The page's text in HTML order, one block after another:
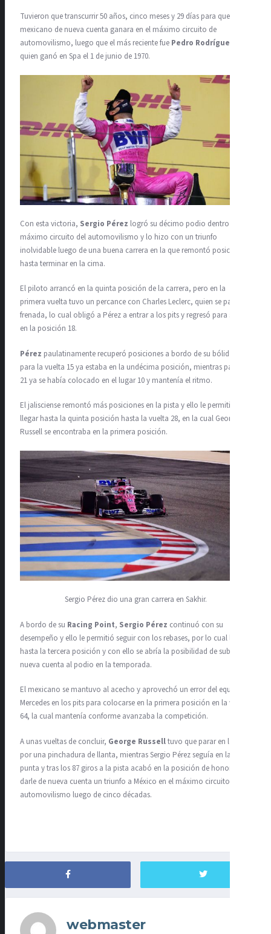
Tuvieron que transcurrir 50 años, cinco meses y 29 días para que un
mexicano de nueva cuenta ganara en el máximo circuito de
automovilismo, luego que el más reciente fue Pedro Rodríguez
quien ganó en Spa el 1 de junio de 1970.
Con esta victoria, Sergio Pérez logró su décimo podio dentro del
máximo circuito del automovilismo y lo hizo con un triunfo
inolvidable luego de una buena carrera en la que remontó posiciones
hasta terminar en la cima.
El piloto arrancó en la quinta posición de la carrera, pero en la
primera vuelta tuvo un percance con Charles Leclerc, quien se pasó de
frenada, lo cual obligó a Pérez a entrar a los pits y regresó para salir
en la posición 18.
Pérez paulatinamente recuperó posiciones a bordo de su bólido y
para la vuelta 15 ya estaba en la undécima posición, mientras para la
21 ya se había colocado en el lugar 10 y mantenía el ritmo.
El jalisciense remontó más posiciones en la pista y ello le permitió
llegar hasta la quinta posición hasta la vuelta 28, en la cual George
Russell se encontraba en la primera posición.
Sergio Pérez dio una gran carrera en Sakhir.
A bordo de su Racing Point, Sergio Pérez continuó con su
desempeño y ello le permitió seguir con los rebases, por lo cual llegó
hasta la tercera posición y con ello se abría la posibilidad de subir de
nueva cuenta al podio en la temporada.
El mexicano se mantuvo al acecho y aprovechó un error del equipo
Mercedes en los pits para colocarse en la primera posición en la vuelta
64, la cual mantenía conforme avanzaba la competición.
A unas vueltas de concluir, George Russelltuvo que parar en los pits
por una pinchadura de llanta, mientras Sergio Pérez seguía en la
punta y tras los 87 giros a la pista acabó en la posición de honor para
darle de nueva cuenta un triunfo a México en el máximo circuito de
automovilismo luego de cinco décadas.
webmaster